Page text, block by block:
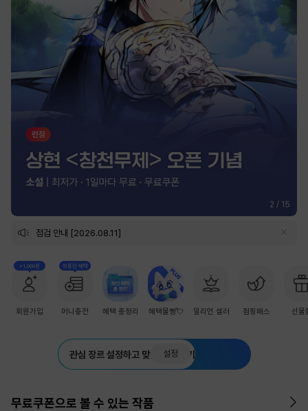
2 / 15
점검 안내 [2026.08.11]
+1,000원
회원가입
첫충전 혜택
머니충전 혜택 총정리 혜택몰빵💘 밀리언 셀러 점핑패스 선물
관심 장르 설정하고 맞춤 추천 받기
설정
무료쿠폰으로 볼 수 있는 작품